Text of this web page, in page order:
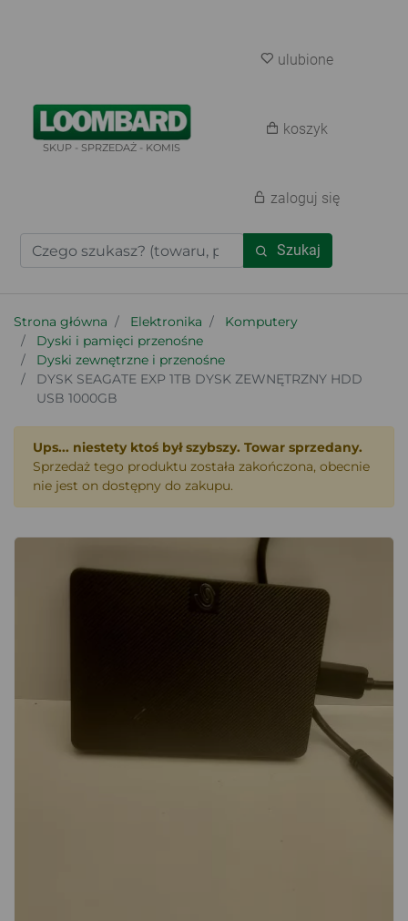
SKUP - SPRZEDAŻ - KOMIS
Szukaj
ulubione
koszyk
zaloguj się
Strona główna Elektronika
Komputery
Dyski i pamięci przenośne
Dyski zewnętrzne i przenośne
DYSK SEAGATE EXP 1TB DYSK ZEWNĘTRZNY HDD
USB 1000GB
Ups... niestety ktoś był szybszy. Towar sprzedany.
Sprzedaż tego produktu została zakończona, obecnie
nie jest on dostępny do zakupu.